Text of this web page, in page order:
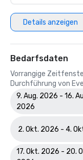
Details anzeigen
Bedarfsdaten
Vorrangige
Durchführung von
9. Aug. 2026 - 16.
2026
2. Okt. 2026 - 4.
17. Okt. 2026 - 20.